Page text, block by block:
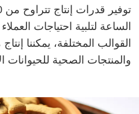
الساعة لتلبية احتياجات
القوالب المختلفة، يمكننا
والمنتجات الصحية للحيوانات